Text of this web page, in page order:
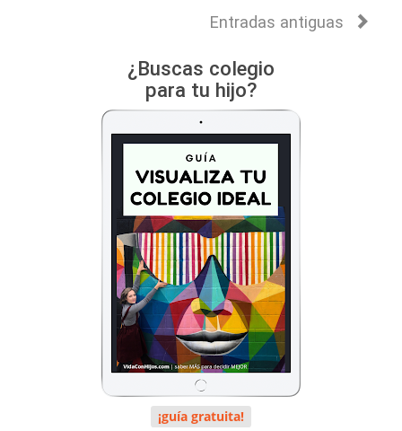
Entradas antiguas
¿Buscas colegio
para tu hijo?
¡guía gratuita!